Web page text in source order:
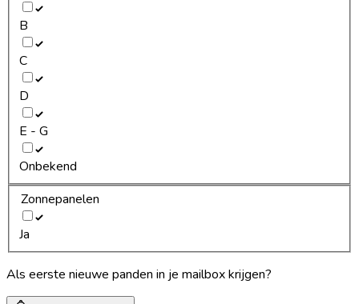
B
C
D
E - G
Onbekend
Zonnepanelen
Ja
Als eerste nieuwe panden in je mailbox krijgen?